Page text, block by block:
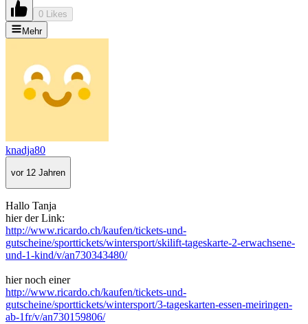
0 Likes
Mehr
knadja80
vor 12 Jahren
Hallo Tanja
hier der Link:
http://www.ricardo.ch/kaufen/tickets-und-
gutscheine/sporttickets/wintersport/skilift-tageskarte-2-erwachsene-
und-1-kind/v/an730343480/
hier noch einer
http://www.ricardo.ch/kaufen/tickets-und-
gutscheine/sporttickets/wintersport/3-tageskarten-essen-meiringen-
ab-1fr/v/an730159806/